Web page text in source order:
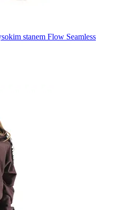
stanem Flow Seamless